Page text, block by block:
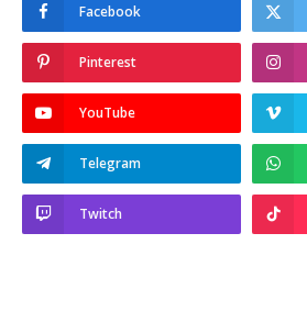
Facebook
Pinterest
YouTube
Telegram
Twitch